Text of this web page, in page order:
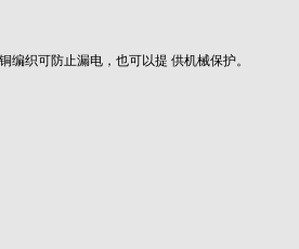
织可防止漏电，也可以提 供机械保护。